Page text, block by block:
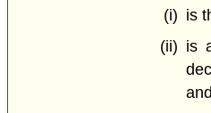
(i) is
(ii) is